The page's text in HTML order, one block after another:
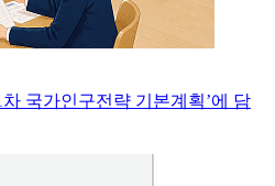
차 국가인구전략 기본계획’에 담